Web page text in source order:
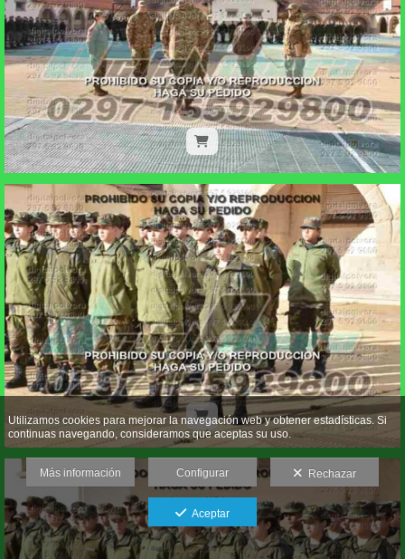
Utilizamos cookies para mejorar la navegación web y obtener estadísticas. Si
continuas navegando, consideramos que aceptas su uso.
Más información Configurar Rechazar
Aceptar